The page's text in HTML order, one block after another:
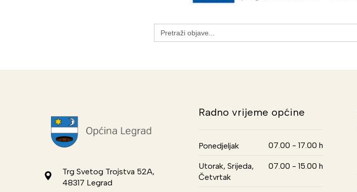
Search
for:
Trg Svetog Trojstva 52A,
48317 Legrad
Radno vrijeme općine
Ponedjeljak 07.00 - 17.00 h
Utorak, Srijeda,
Četvrtak
07.00 - 15.00 h